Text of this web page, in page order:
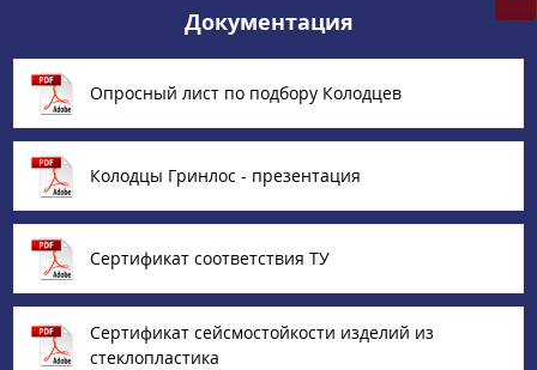
Документация
Опросный лист по подбору Колодцев
Колодцы Гринлос - презентация
Сертификат соответствия ТУ
Сертификат сейсмостойкости изделий из
стеклопластика